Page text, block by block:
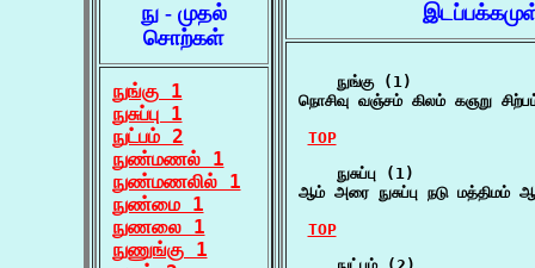
நு - முதல்
சொற்கள்
நுங்கு 1
நுசுப்பு 1
நுட்பம் 2
நுண்மணல் 1
நுண்மணலில் 1
நுண்மை 1
நுணலை 1
நுணுங்கு 1
    நுங்கு (1)
நொசிவு வஞ்சம் கிலம் கஞறு
TOP
    நுசுப்பு (1)
ஆம் அரை நுசுப்பு நடு
TOP